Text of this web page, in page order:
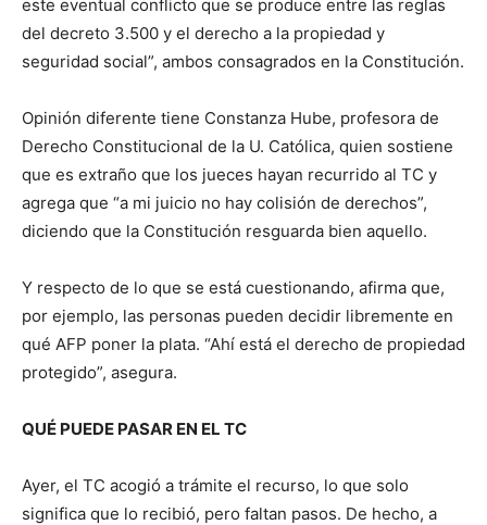
este eventual conflicto que se produce entre las reglas
del decreto 3.500 y el derecho a la propiedad y
seguridad social”, ambos consagrados en la Constitución.
Opinión diferente tiene Constanza Hube, profesora de
Derecho Constitucional de la U. Católica, quien sostiene
que es extraño que los jueces hayan recurrido al TC y
agrega que “a mi juicio no hay colisión de derechos”,
diciendo que la Constitución resguarda bien aquello.
Y respecto de lo que se está cuestionando, afirma que,
por ejemplo, las personas pueden decidir libremente en
qué AFP poner la plata. “Ahí está el derecho de propiedad
protegido”, asegura.
QUÉ PUEDE PASAR EN EL TC
Ayer, el TC acogió a trámite el recurso, lo que solo
significa que lo recibió, pero faltan pasos. De hecho, a